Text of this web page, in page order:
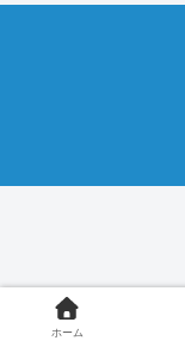
ホーム